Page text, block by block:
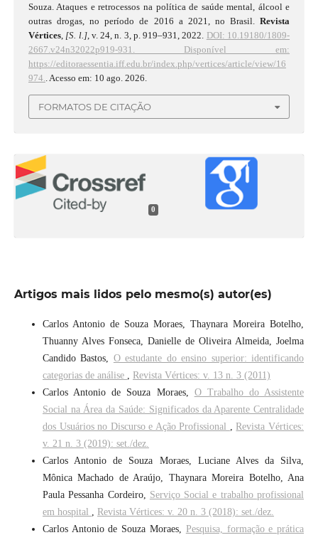
Souza. Ataques e retrocessos na política de saúde mental, álcool e
outras drogas, no período de 2016 a 2021, no Brasil.Revista
Vértices, [S. l.], v. 24, n. 3, p. 919–931, 2022. DOI: 10.19180/1809-
2667.v24n32022p919-931.
Disponível em:
https://editoraessentia.iff.edu.br/index.php/vertices/article/view/16
974.
. Acesso em: 10 ago. 2026.
FORMATOS DE CITAÇÃO
0
Artigos mais lidos pelo mesmo(s) autor(es)
Carlos Antonio de Souza Moraes, Thaynara Moreira Botelho,
Thuanny Alves Fonseca, Danielle de Oliveira Almeida, Joelma
Candido Bastos, O estudante do ensino superior: identificando
categorias de análise , Revista Vértices: v. 13 n. 3 (2011)
Carlos Antonio de Souza Moraes, O Trabalho do Assistente
Social na Área da Saúde: Significados da Aparente Centralidade
dos Usuários no Discurso e Ação Profissional , Revista Vértices:
v. 21 n. 3 (2019): set./dez.
Carlos Antonio de Souza Moraes, Luciane Alves da Silva,
Mônica Machado de Araújo, Thaynara Moreira Botelho, Ana
Paula Pessanha Cordeiro, Serviço Social e trabalho profissional
em hospital , Revista Vértices: v. 20 n. 3 (2018): set./dez.
Carlos Antonio de Souza Moraes, Pesquisa, formação e prática